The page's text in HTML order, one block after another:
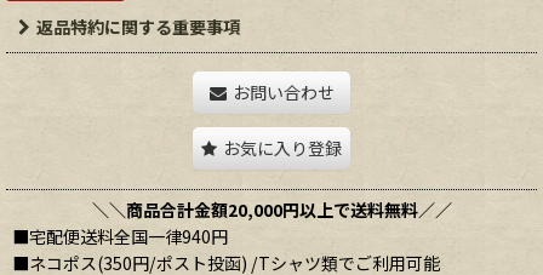
返品特約に関する重要事項
お問い合わせ
お気に入り登録
＼＼商品合計金額20,000円以上で送料無料／／
■宅配便送料全国一律940円
■ネコポス(350円/ポスト投函) /Tシャツ類でご利用可能